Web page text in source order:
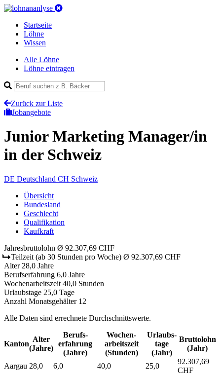
Startseite
Löhne
Wissen
Alle Löhne
Löhne eintragen
Zurück zur Liste
Jobangebote
Junior Marketing Manager/in
in der Schweiz
DE Deutschland CH Schweiz
Übersicht
Bundesland
Geschlecht
Qualifikation
Kaufkraft
Jahresbruttolohn Ø 92.307,69 CHF
Teilzeit (ab 30 Stunden pro Woche) Ø 92.307,69 CHF
Alter 28,0 Jahre
Berufserfahrung 6,0 Jahre
Wochenarbeitszeit 40,0 Stunden
Urlaubstage 25,0 Tage
Anzahl Monatsgehälter 12
Alle Daten sind errechnete Durchschnittswerte.
Kanton
Alter
(Jahre)
Berufs­
erfahrung
(Jahre)
Wochen­
arbeitszeit
(Stunden)
Urlaubs­
tage
(Jahr)
Bruttolohn
(Jahr)
Aargau 28,0 6,0 40,0 25,0
92.307,69
CHF